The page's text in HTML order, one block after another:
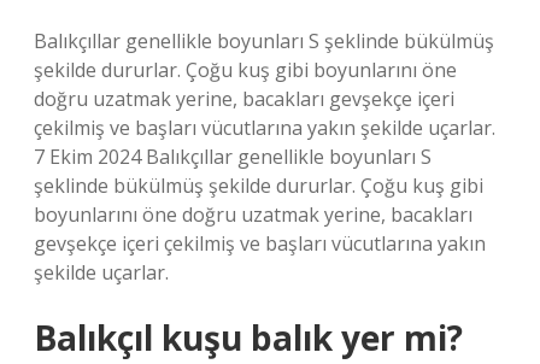
Balıkçıllar genellikle boyunları S şeklinde bükülmüş
şekilde dururlar. Çoğu kuş gibi boyunlarını öne
doğru uzatmak yerine, bacakları gevşekçe içeri
çekilmiş ve başları vücutlarına yakın şekilde uçarlar.
7 Ekim 2024 Balıkçıllar genellikle boyunları S
şeklinde bükülmüş şekilde dururlar. Çoğu kuş gibi
boyunlarını öne doğru uzatmak yerine, bacakları
gevşekçe içeri çekilmiş ve başları vücutlarına yakın
şekilde uçarlar.
Balıkçıl kuşu balık yer mi?